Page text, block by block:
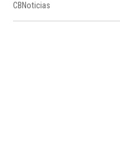
CBNoticias